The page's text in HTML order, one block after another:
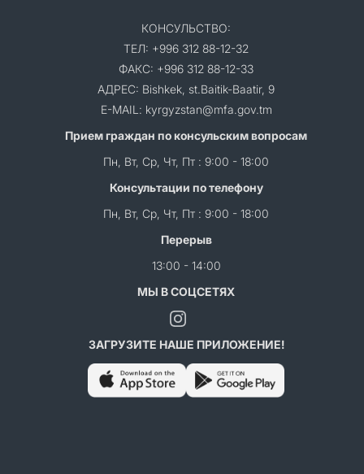
КОНСУЛЬСТВО:
ТЕЛ: +996 312 88-12-32
ФАКС: +996 312 88-12-33
АДРЕС: Bishkek, st.Baitik-Baatir, 9
E-MAIL: kyrgyzstan@mfa.gov.tm
Прием граждан по консульским вопросам
Пн, Вт, Ср, Чт, Пт : 9:00 - 18:00
Консультации по телефону
Пн, Вт, Ср, Чт, Пт : 9:00 - 18:00
Перерыв
13:00 - 14:00
МЫ В СОЦСЕТЯХ
ЗАГРУЗИТЕ НАШЕ ПРИЛОЖЕНИЕ!